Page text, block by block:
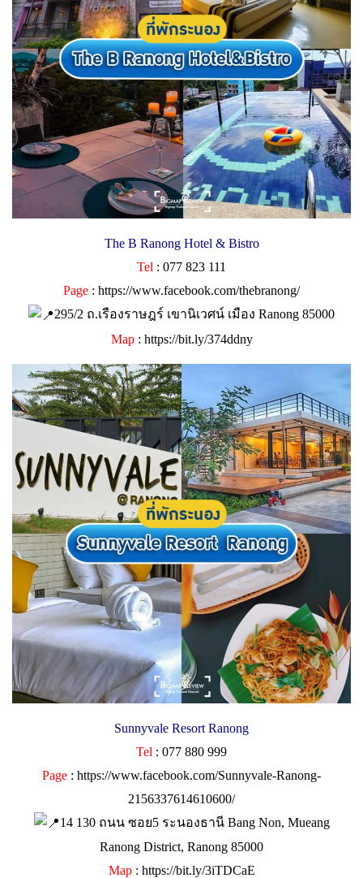
The B Ranong Hotel & Bistro
Tel : 077 823 111
Page : https://www.facebook.com/thebranong/
295/2 ถ.เรืองราษฎร์ เขานิเวศน์ เมือง Ranong 85000
Map: https://bit.ly/374ddny
Sunnyvale Resort Ranong
Tel : 077 880 999
Page : https://www.facebook.com/Sunnyvale-Ranong-
2156337614610600/
14 130 ถนน ซอย5 ระนองธานี Bang Non, Mueang
Ranong District, Ranong 85000
Map: https://bit.ly/3iTDCaE